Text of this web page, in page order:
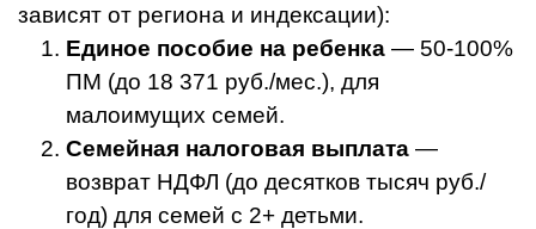
зависят от региона и индексации):
Единое пособие на ребенка — 50-100%
ПМ (до 18 371 руб./мес.), для
малоимущих семей.
Семейная налоговая выплата —
возврат НДФЛ (до десятков тысяч руб./
год) для семей с 2+ детьми.